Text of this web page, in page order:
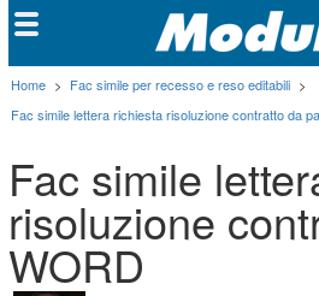
Home > Fac simile per recesso e reso editabili >
Fac simile lettera richiesta risoluzione contratto da
Fac simile
risoluzione
WORD